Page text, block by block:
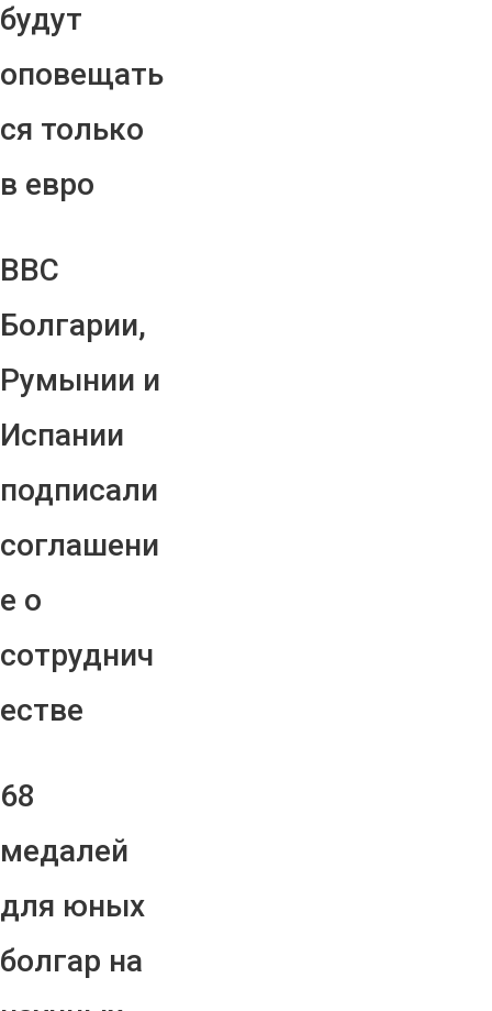
будут
оповещать
ся только
в евро
ВВС
Болгарии,
Румынии и
Испании
подписали
соглашени
е о
сотруднич
естве
68
медалей
для юных
болгар на